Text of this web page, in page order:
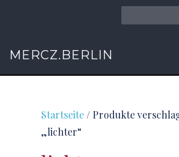
MERCZ.BERLIN
Startseite / Produkte
„lichter“